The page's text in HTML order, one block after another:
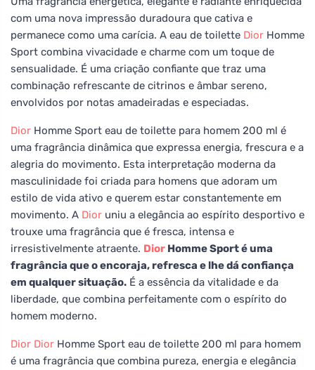
com uma nova impressão duradoura que cativa e
permanece como uma carícia. A eau de toilette Dior Homme
Sport combina vivacidade e charme com um toque de
sensualidade. É uma criação confiante que traz uma
combinação refrescante de citrinos e âmbar sereno,
envolvidos por notas amadeiradas e especiadas.
Dior Homme Sport eau de toilette para homem 200 ml é
uma fragrância dinâmica que expressa energia, frescura e a
alegria do movimento. Esta interpretação moderna da
masculinidade foi criada para homens que adoram um
estilo de vida ativo e querem estar constantemente em
movimento. A Dior uniu a elegância ao espírito desportivo e
trouxe uma fragrância que é fresca, intensa e
irresistivelmente atraente. Dior Homme Sport é uma
fragrância que o encoraja, refresca e lhe dá confiança
em qualquer situação. É a essência da vitalidade e da
liberdade, que combina perfeitamente com o espírito do
homem moderno.
Dior Dior Homme Sport eau de toilette 200 ml para homem
é uma fragrância que combina pureza, energia e elegância